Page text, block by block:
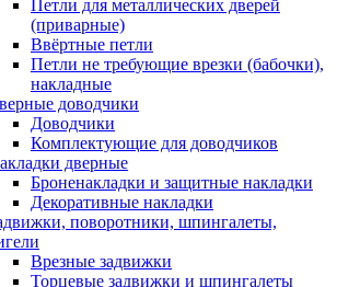
Петли для металлических дверей
(приварные)
Ввёртные петли
Петли не требующие врезки (бабочки),
накладные
доводчики
Доводчики
Комплектующие для доводчиков
дверные
Броненакладки и защитные накладки
Декоративные накладки
поворотники, шпингалеты,
Врезные задвижки
Торцевые задвижки и шпингалеты